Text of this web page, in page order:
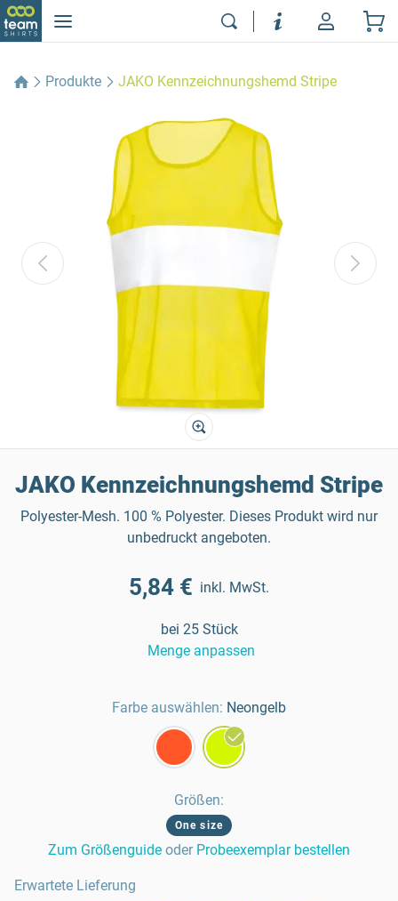
Produkte JAKO Kennzeichnungshemd Stripe
JAKO Kennzeichnungshemd Stripe
Polyester-Mesh. 100 % Polyester. Dieses Produkt wird nur
unbedruckt angeboten.
5,84 € inkl. MwSt.
bei 25 Stück
Menge anpassen
Farbe auswählen: Neongelb
Größen:
One size
Zum Größenguide oder Probeexemplar bestellen
Erwartete Lieferung